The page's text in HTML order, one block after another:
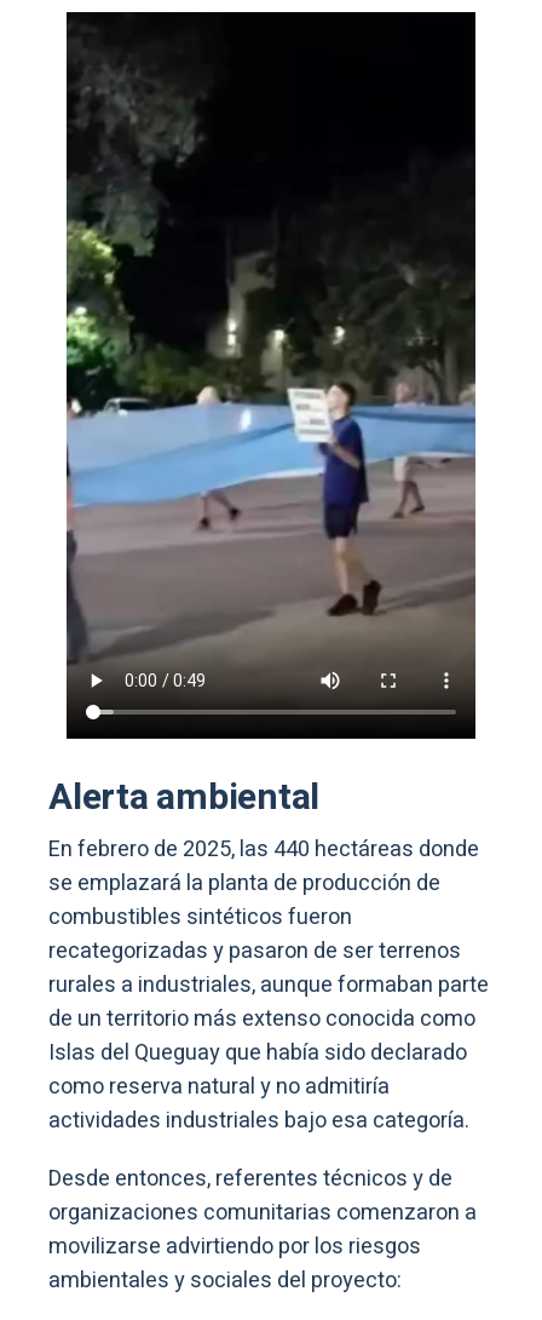
Alerta ambiental
En febrero de 2025, las 440 hectáreas donde
se emplazará la planta de producción de
combustibles sintéticos fueron
recategorizadas y pasaron de ser terrenos
rurales a industriales, aunque formaban parte
de un territorio más extenso conocida como
Islas del Queguay que había sido declarado
como reserva natural y no admitiría
actividades industriales bajo esa categoría.
Desde entonces, referentes técnicos y de
organizaciones comunitarias comenzaron a
movilizarse advirtiendo por los riesgos
ambientales y sociales del proyecto: